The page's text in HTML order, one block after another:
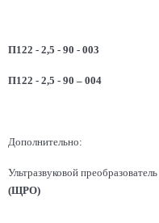
П122 - 2,5 - 90 - 003
П122 - 2,5 - 90 – 004
Дополнительно:
Ультразвуковой преобразователь
(ЩРО)